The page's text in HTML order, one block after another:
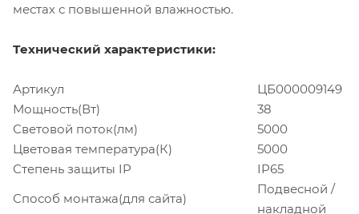
местах с повышенной влажностью.
Технический характеристики:
Артикул
ЦБ000009149
Мощность(Вт)
38
Световой поток(лм)
5000
Цветовая температура(К)
5000
Степень защиты IP
IP65
Способ монтажа(для сайта)
Подвесной /
накладной